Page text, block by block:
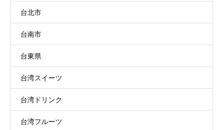
台北市
台南市
台東県
台湾スイーツ
台湾ドリンク
台湾フルーツ